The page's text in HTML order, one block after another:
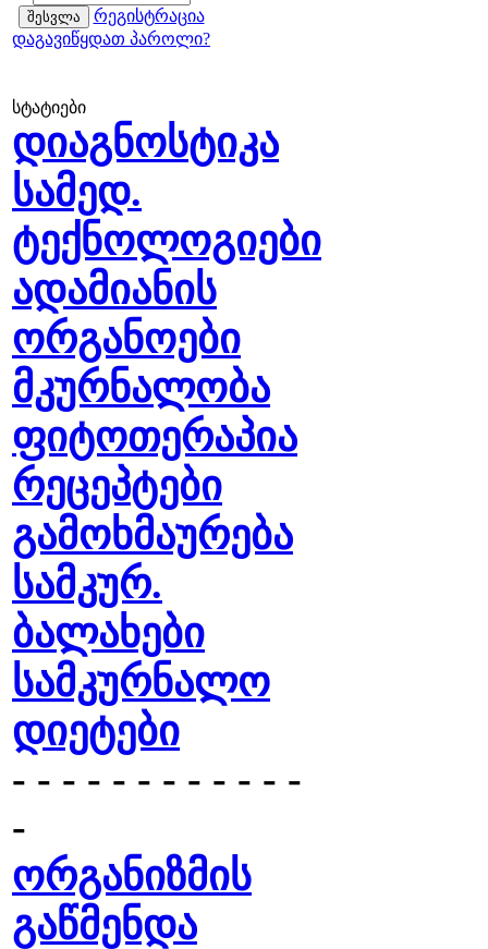
რეგისტრაცია
დაგავიწყდათ პაროლი?
სტატიები
დიაგნოსტიკა
სამედ.
ტექნოლოგიები
ადამიანის
ორგანოები
მკურნალობა
ფიტოთერაპია
რეცეპტები
გამოხმაურება
სამკურ.
ბალახები
სამკურნალო
დიეტები
- - - - - - - - - - - -
-
ორგანიზმის
გაწმენდა